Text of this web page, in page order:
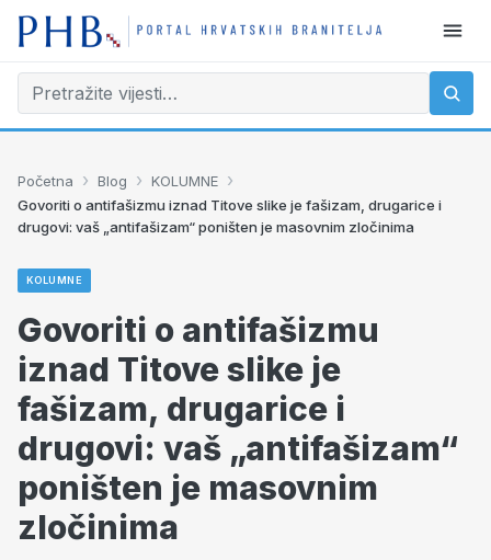
Početna › Blog › KOLUMNE ›
Govoriti o antifašizmu iznad Titove slike je fašizam, drugarice i
drugovi: vaš „antifašizam“ poništen je masovnim zločinima
KOLUMNE
Govoriti o antifašizmu
iznad Titove slike je
fašizam, drugarice i
drugovi: vaš „antifašizam“
poništen je masovnim
zločinima